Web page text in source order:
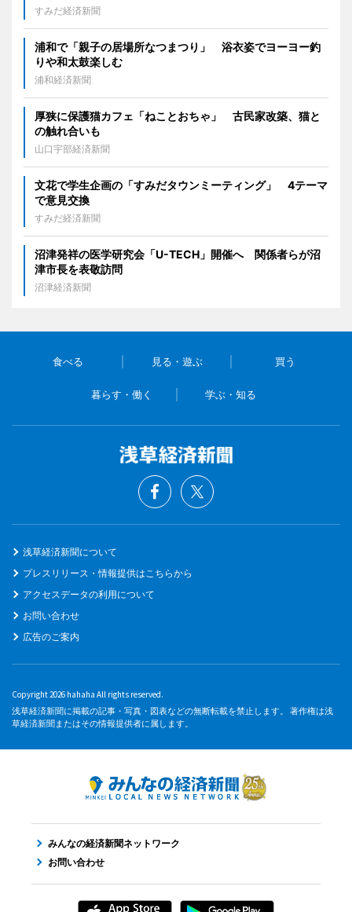
すみだ経済新聞
浦和で「親子の居場所なつまつり」 浴衣姿でヨーヨー釣
りや和太鼓楽しむ
浦和経済新聞
厚狭に保護猫カフェ「ねことおちゃ」 古民家改築、猫と
の触れ合いも
山口宇部経済新聞
文花で学生企画の「すみだタウンミーティング」 4テーマ
で意見交換
すみだ経済新聞
沼津発祥の医学研究会「U-TECH」開催へ 関係者らが沼
津市長を表敬訪問
沼津経済新聞
食べる 見る・遊ぶ 買う
暮らす・働く 学ぶ・知る
浅草経済新聞について
プレスリリース・情報提供はこちらから
アクセスデータの利用について
お問い合わせ
広告のご案内
Copyright 2026 hahaha All rights reserved.
浅草経済新聞に掲載の記事・写真・図表などの無断転載を禁止します。 著作権は浅
草経済新聞またはその情報提供者に属します。
みんなの経済新聞ネットワーク
お問い合わせ